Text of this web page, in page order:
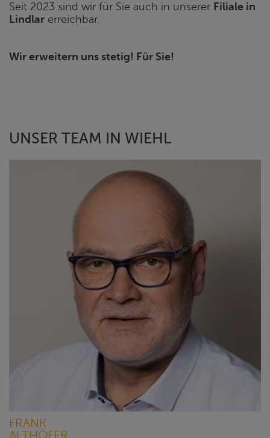
Seit 2023 sind wir für Sie auch in unserer Filiale in
Lindlar erreichbar.
Wir erweitern uns stetig! Für Sie!
UNSER TEAM IN WIEHL
FRANK